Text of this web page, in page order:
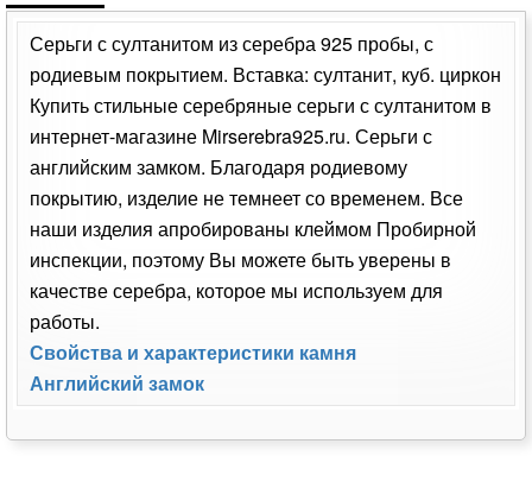
Серьги с султанитом из серебра 925 пробы, с
родиевым покрытием. Вставка: султанит, куб. циркон
Купить стильные серебряные серьги с султанитом в
интернет-магазине Mirserebra925.ru. Серьги с
английским замком. Благодаря родиевому
покрытию, изделие не темнеет со временем. Все
наши изделия апробированы клеймом Пробирной
инспекции, поэтому Вы можете быть уверены в
качестве серебра, которое мы используем для
работы.
Свойства и характеристики камня
Английский замок